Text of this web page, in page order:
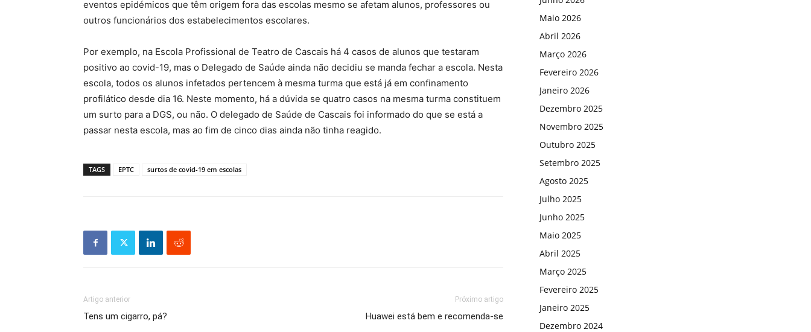
eventos epidémicos que têm origem fora das escolas mesmo se afetam alunos, professores ou
outros funcionários dos estabelecimentos escolares.
Por exemplo, na Escola Profissional de Teatro de Cascais há 4 casos de alunos que testaram
positivo ao covid-19, mas o Delegado de Saúde ainda não decidiu se manda fechar a escola. Nesta
escola, todos os alunos infetados pertencem à mesma turma que está já em confinamento
profilático desde dia 16. Neste momento, há a dúvida se quatro casos na mesma turma constituem
um surto para a DGS, ou não. O delegado de Saúde de Cascais foi informado do que se está a
passar nesta escola, mas ao fim de cinco dias ainda não tinha reagido.
TAGS EPTC surtos de covid-19 em escolas
Artigo anterior
Tens um cigarro, pá?
Próximo artigo
Huawei está bem e recomenda-se
Maio 2026
Abril 2026
Março 2026
Fevereiro 2026
Janeiro 2026
Dezembro 2025
Novembro 2025
Outubro 2025
Setembro 2025
Agosto 2025
Julho 2025
Junho 2025
Maio 2025
Abril 2025
Março 2025
Fevereiro 2025
Janeiro 2025
Dezembro 2024